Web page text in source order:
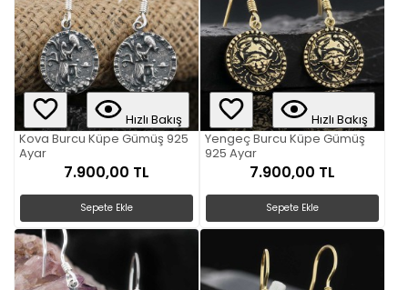
Hızlı Bakış
Kova Burcu Küpe Gümüş 925
Ayar
7.900,00 TL
Sepete Ekle
Hızlı Bakış
Yengeç Burcu Küpe Gümüş
925 Ayar
7.900,00 TL
Sepete Ekle